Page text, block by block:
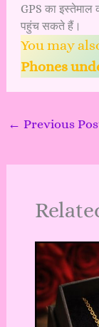
GPS का
पहुंच सकते हैं।
You may
Phones
← Previous